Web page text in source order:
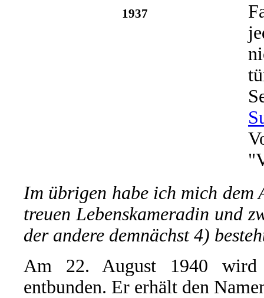
1937
Im übrigen habe ich mich
treuen Lebenskameradin und
der andere demnächst 4)
Am 22. August 1940
entbunden. Er erhält den